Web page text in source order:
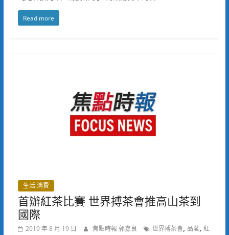
Read more
生活.消費
首辦紅茶比賽 世界搏茶會推高山茶到
國際
2019 年 8 月 19 日 焦點時報 郭嘉良 世界搏茶會, 品茗, 紅